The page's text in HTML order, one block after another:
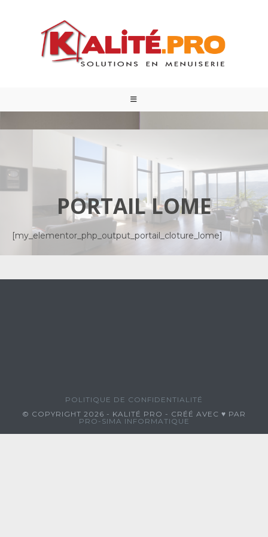
PORTAIL LOME
[my_elementor_php_output_portail_cloture_lome]
POLITIQUE DE CONFIDENTIALITÉ
© COPYRIGHT 2026 - KALITÉ PRO - CRÉÉ AVEC ♥ PAR
PRO-SIMA INFORMATIQUE